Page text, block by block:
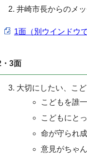
井崎市長からのメ
1面（別ウインドウ
・3面
大切にしたい、こ
こどもを誰
こどもにと
命が守られ
意見がちゃ